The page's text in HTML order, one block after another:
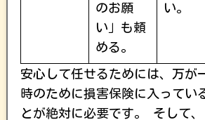
のお願
い」も頼
める。
い。
安心して任せるためには、万が
時のために損害保険に入ってい
とが絶対に必要です。 そして